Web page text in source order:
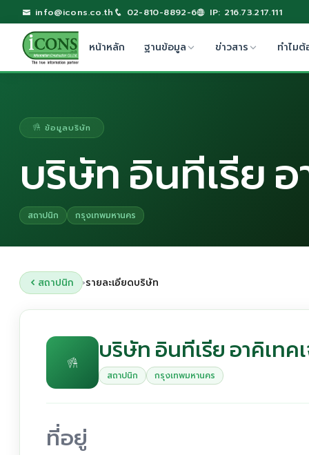
info@icons.co.th 02-810-8892-6 IP: 216.73.217.111
หน้าหลัก ฐานข้อมูล ข่าวสาร ทำไมต้
ข้อมูลบริษัท
บริษัท อินทีเรีย อ
สถาปนิก กรุงเทพมหานคร
สถาปนิก ›รายละเอียดบริษัท
บริษัท อินทีเรีย อาคิเทค
สถาปนิก กรุงเทพมหานคร
ที่อยู่